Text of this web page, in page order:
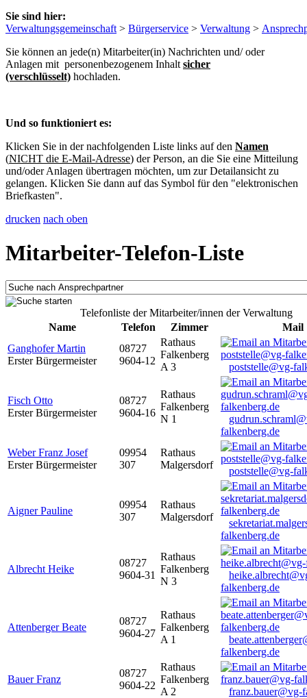
Sie sind hier:
Verwaltungsgemeinschaft > Bürgerservice > Verwaltung >
Sie können an jede(n) Mitarbeiter(in) Nachrichten und/ oder
Anlagen mit personenbezogenem Inhalt sicher
(verschlüsselt) hochladen.
Und so funktioniert es:
Klicken Sie in der nachfolgenden Liste links auf den Namen
(NICHT die E-Mail-Adresse) der Person, an die Sie eine Mitteilung
und/oder Anlagen übertragen möchten, um zur Detailansicht zu
gelangen. Klicken Sie dann auf das Symbol für den "elektronischen
Briefkasten".
drucken nach oben
Mitarbeiter-Telefon-Liste
Telefonliste der Mitarbeiter/innen der Verwaltung
Name
Telefon Zimmer
Mail
Ganghofer Martin
Erster Bürgermeister
08727
9604-12
Rathaus
Falkenberg
A 3
poststelle@vg-
Fisch Otto
Erster Bürgermeister
08727
9604-16
Rathaus
Falkenberg
N 1
falkenberg.de
Weber Franz Josef
Erster Bürgermeister
09954
307
Rathaus
Malgersdorf
poststelle@vg-
Aigner Pauline
09954
307
Rathaus
Malgersdorf
falkenberg.de
Albrecht Heike
08727
9604-31
Rathaus
Falkenberg
N 3
falkenberg.de
Attenberger Beate
08727
9604-27
Rathaus
Falkenberg
A 1
falkenberg.de
Bauer Franz
08727
9604-22
Rathaus
Falkenberg
A 2
franz.bauer@vg-